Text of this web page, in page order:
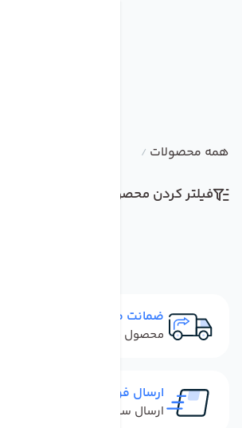
همه محصولات /
فیلتر کردن محصولات
ضمانت مرجوعی
محصول نباید آسیب دیده باشد
ارسال فوری
ارسال سفارش در کمترین زمان